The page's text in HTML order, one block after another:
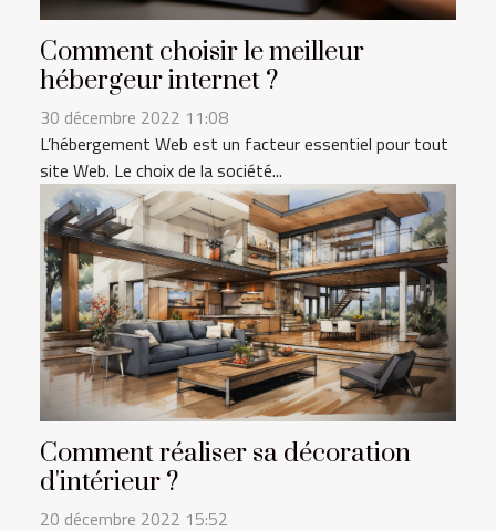
Comment choisir le meilleur
hébergeur internet ?
30 décembre 2022 11:08
L’hébergement Web est un facteur essentiel pour tout
site Web. Le choix de la société...
Comment réaliser sa décoration
d'intérieur ?
20 décembre 2022 15:52